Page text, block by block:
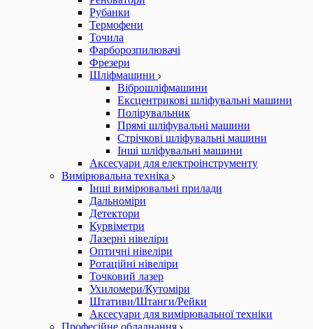
Рубанки
Термофени
Точила
Фарборозпилювачі
Фрезери
Шліфмашини
Віброшліфмашини
Ексцентрикові шліфувальні машини
Полірувальник
Прямі шліфувальні машини
Стрічкові шліфувальні машини
Інші шліфувальні машини
Аксесуари для електроінструменту
Вимірювальна техніка
Інші вимірювальні прилади
Дальноміри
Детектори
Курвіметри
Лазерні нівеліри
Оптичні нівеліри
Ротаційні нівеліри
Точковий лазер
Ухиломери/Кутоміри
Штативи/Штанги/Рейки
Аксесуари для вимірювальної техніки
Професійне обладнання